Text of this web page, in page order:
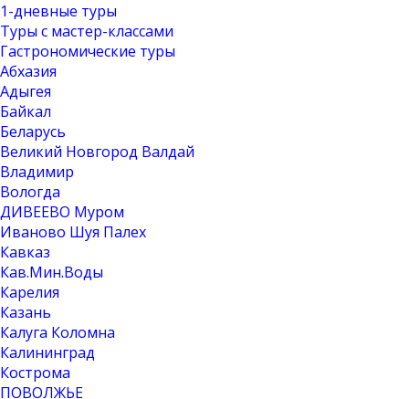
1-дневные туры
Туры с мастер-классами
Гастрономические туры
Абхазия
Адыгея
Байкал
Беларусь
Великий Новгород Валдай
Владимир
Вологда
ДИВЕЕВО Муром
Иваново Шуя Палех
Кавказ
Кав.Мин.Воды
Карелия
Казань
Калуга Коломна
Калининград
Кострома
ПОВОЛЖЬЕ